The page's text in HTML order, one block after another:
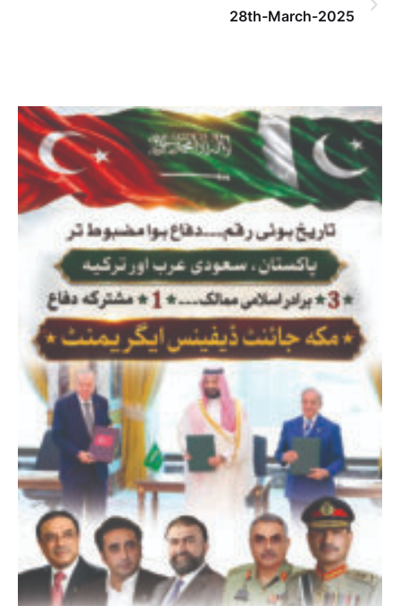
28th-March-2025